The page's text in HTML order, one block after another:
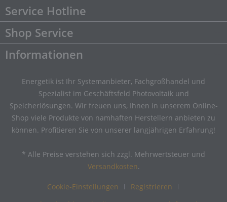
Service Hotline
Shop Service
Informationen
Energetik ist Ihr Systemanbieter, Fachgroßhandel und
Spezialist im Geschäftsfeld Photovoltaik und
Speicherlösungen. Wir freuen uns, Ihnen in unserem Online-
Shop viele Produkte von namhaften Herstellern anbieten zu
können. Profitieren Sie von unserer langjährigen Erfahrung!
* Alle Preise verstehen sich zzgl. Mehrwertsteuer und
Versandkosten.
Cookie-Einstellungen
Registrieren